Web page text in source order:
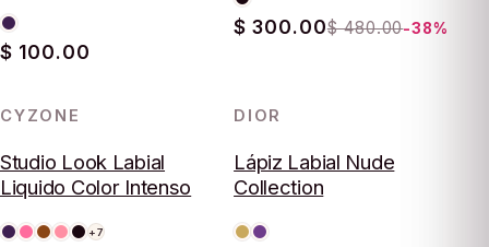
$ 100.00
$ 300.00$ 480.00-38%
CYZONE
Studio Look Labial
Liquido Color Intenso
+7
DIOR
Lápiz Labial Nude
Collection